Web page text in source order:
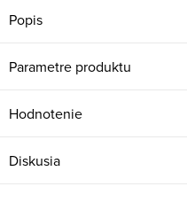
Popis
Parametre produktu
Hodnotenie
Diskusia